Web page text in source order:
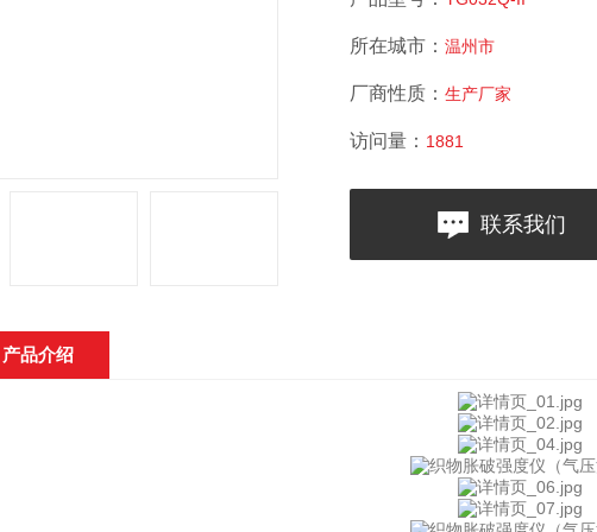
所在城市： 温州市
厂商性质： 生产厂家
访问量： 1881
联系我们
产品介绍